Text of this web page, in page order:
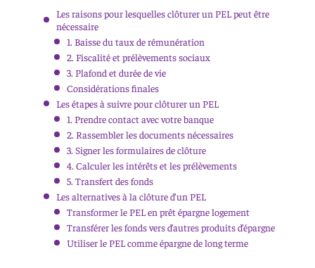
Les raisons pour lesquelles clôturer un PEL peut être
nécessaire
1. Baisse du taux de rémunération
2. Fiscalité et prélèvements sociaux
3. Plafond et durée de vie
Considérations finales
Les étapes à suivre pour clôturer un PEL
1. Prendre contact avec votre banque
2. Rassembler les documents nécessaires
3. Signer les formulaires de clôture
4. Calculer les intérêts et les prélèvements
5. Transfert des fonds
Les alternatives à la clôture d’un PEL
Transformer le PEL en prêt épargne logement
Transférer les fonds vers d’autres produits d’épargne
Utiliser le PEL comme épargne de long terme